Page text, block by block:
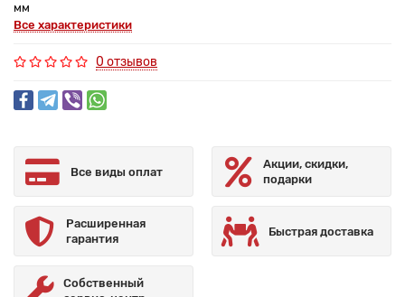
мм
Все характеристики
0 отзывов
Все виды оплат
Акции, скидки,
подарки
Расширенная
гарантия
Быстрая доставка
Собственный